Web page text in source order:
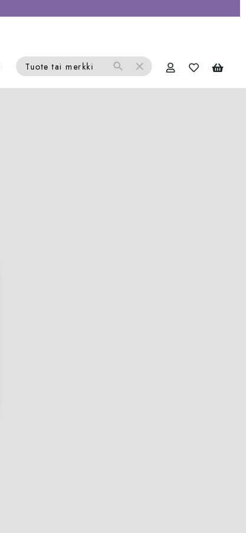
Tuote tai merkki search close